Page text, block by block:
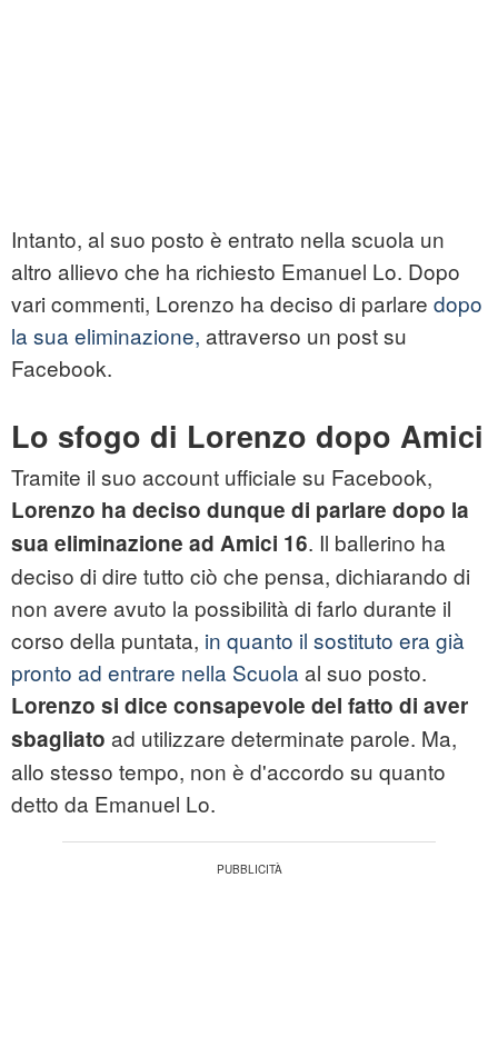
Intanto, al suo posto è entrato nella scuola un
altro allievo che ha richiesto Emanuel Lo. Dopo
vari commenti, Lorenzo ha deciso di parlare dopo
la sua eliminazione, attraverso un post su
Facebook.
Lo sfogo di Lorenzo dopo Amici
Tramite il suo account ufficiale su Facebook,
Lorenzo ha deciso dunque di parlare dopo la
sua eliminazione ad Amici 16. Il ballerino ha
deciso di dire tutto ciò che pensa, dichiarando di
non avere avuto la possibilità di farlo durante il
corso della puntata, in quanto il sostituto era già
pronto ad entrare nella Scuola al suo posto.
Lorenzo si dice consapevole del fatto di aver
sbagliato ad utilizzare determinate parole. Ma,
allo stesso tempo, non è d'accordo su quanto
detto da Emanuel Lo.